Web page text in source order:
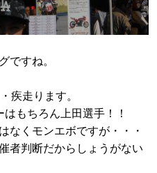
ですね。
疾走ります。
もちろん上田選手！！
なくモンエボですが・・・
者判断だからしょうがない